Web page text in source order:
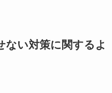
ない対策に関するよ